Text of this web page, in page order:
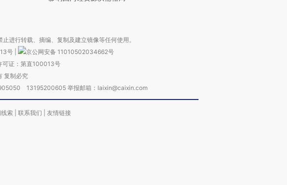
进行转载、摘编、复制及建立镜像等任何使用。
号
京公网安备 11010502034662号
可证：第直100013号
复制必究
13195200605 举报邮箱：laixin@caixin.com
索 联系我们 友情链接